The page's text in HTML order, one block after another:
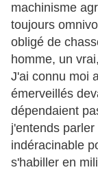
machinisme
toujours
obligé de
homme, un
J'ai connu moi
émerveillés
dépendaient
j'entends
indéracinable
s'habiller en